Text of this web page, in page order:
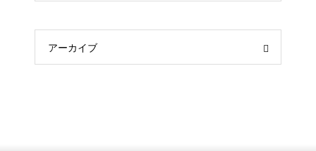
アーカイブ